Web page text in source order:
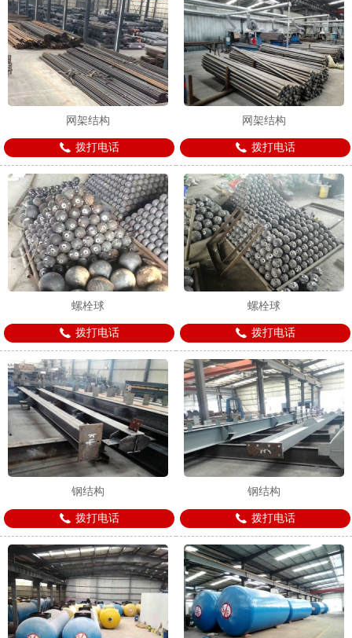
1 3
网架结构
拨打电话
网架结构
拨打电话
螺栓球
拨打电话
螺栓球
拨打电话
钢结构
拨打电话
钢结构
拨打电话